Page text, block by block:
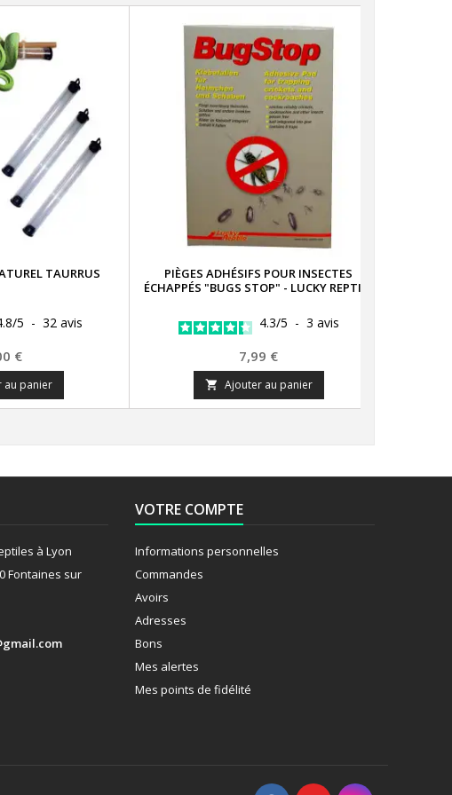
TAURRUS
/5 - 32avis
€
au panier
PIÈGES ADHÉSIFS POUR INSECTES
ÉCHAPPÉS "BUGS STOP" - LUCKY REPTILE
4.3/5 - 3 avis
Prix
7,99 €
 Ajouter au panier
à Lyon
Fontaines sur
VOTRE COMPTE
Informations personnelles
Commandes
Avoirs
Adresses
Bons
Mes alertes
Mes points de fidélité